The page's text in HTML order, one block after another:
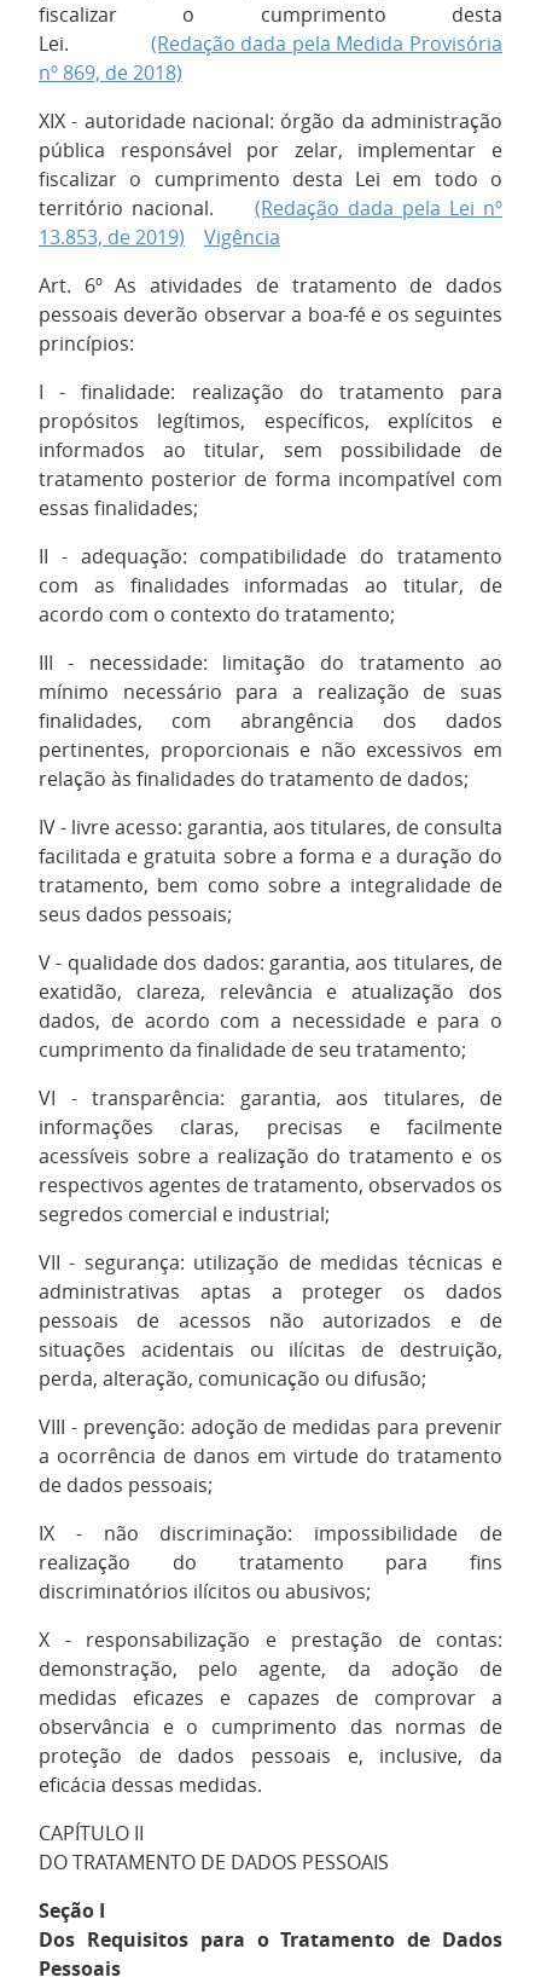
fiscalizar o cumprimento desta
Lei. (Redação dada pela Medida Provisória
nº 869, de 2018)
XIX - autoridade nacional: órgão da administração
pública responsável por zelar, implementar e
fiscalizar o cumprimento desta Lei em todo o
território nacional.(Redação dada pela Lei nº
13.853, de 2019)
Vigência
Art. 6º As atividades de tratamento de dados
pessoais deverão observar a boa-fé e os seguintes
princípios:
I - finalidade: realização do tratamento para
propósitos legítimos, específicos, explícitos e
informados ao titular, sem possibilidade de
tratamento posterior de forma incompatível com
essas finalidades;
II - adequação: compatibilidade do tratamento
com as finalidades informadas ao titular, de
acordo com o contexto do tratamento;
III - necessidade: limitação do tratamento ao
mínimo necessário para a realização de suas
finalidades, com abrangência dos dados
pertinentes, proporcionais e não excessivos em
relação às finalidades do tratamento de dados;
IV - livre acesso: garantia, aos titulares, de consulta
facilitada e gratuita sobre a forma e a duração do
tratamento, bem como sobre a integralidade de
seus dados pessoais;
V - qualidade dos dados: garantia, aos titulares, de
exatidão, clareza, relevância e atualização dos
dados, de acordo com a necessidade e para o
cumprimento da finalidade de seu tratamento;
VI - transparência: garantia, aos titulares, de
informações claras, precisas e facilmente
acessíveis sobre a realização do tratamento e os
respectivos agentes de tratamento, observados os
segredos comercial e industrial;
VII - segurança: utilização de medidas técnicas e
administrativas aptas a proteger os dados
pessoais de acessos não autorizados e de
situações acidentais ou ilícitas de destruição,
perda, alteração, comunicação ou difusão;
VIII - prevenção: adoção de medidas para prevenir
a ocorrência de danos em virtude do tratamento
de dados pessoais;
IX - não discriminação: impossibilidade de
realização do tratamento para fins
discriminatórios ilícitos ou abusivos;
X - responsabilização e prestação de contas:
demonstração, pelo agente, da adoção de
medidas eficazes e capazes de comprovar a
observância e o cumprimento das normas de
proteção de dados pessoais e, inclusive, da
eficácia dessas medidas.
CAPÍTULO II
DO TRATAMENTO DE DADOS PESSOAIS
Seção I
Dos Requisitos para o Tratamento de Dados
Pessoais